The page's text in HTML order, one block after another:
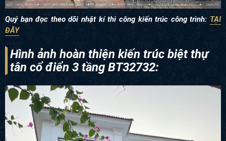
Quý bạn đọc theo dõi nhật kí thi công kiến trúc công trình: TẠI
ĐÂY
Hình ảnh hoàn thiện kiến trúc biệt thự
tân cổ điển 3 tầng BT32732: